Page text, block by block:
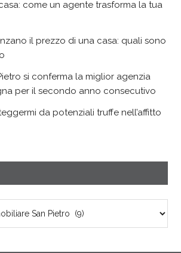
come un agente trasforma la tua
il prezzo di una casa: quali sono
si conferma la miglior agenzia
per il secondo anno consecutivo
da potenziali truffe nell’affitto